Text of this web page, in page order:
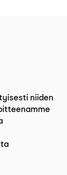
niiden